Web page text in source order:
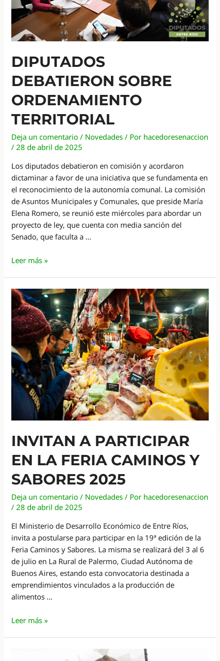
DIPUTADOS
DEBATIERON SOBRE
ORDENAMIENTO
TERRITORIAL
Deja un comentario / Novedades / Por hacedoresenaccion
/28 de abril de 2025
Los diputados debatieron en comisión y acordaron
dictaminar a favor de una iniciativa que se fundamenta en
el reconocimiento de la autonomía comunal. La comisión
de Asuntos Municipales y Comunales, que preside María
Elena Romero, se reunió este miércoles para abordar un
proyecto de ley, que cuenta con media sanción del
Senado, que faculta a …
Diputados
ordenamiento
territorial
Leer más »
INVITAN A PARTICIPAR
EN LA FERIA CAMINOS Y
SABORES 2025
Deja un comentario / Novedades / Por hacedoresenaccion
/28 de abril de 2025
El Ministerio de Desarrollo Económico de Entre Ríos,
invita a postularse para participar en la 19ª edición de la
Feria Caminos y Sabores. La misma se realizará del 3 al 6
de julio en La Rural de Palermo, Ciudad Autónoma de
Buenos Aires, estando esta convocatoria destinada a
emprendimientos vinculados a la producción de
alimentos …
Invitan
Leer más »